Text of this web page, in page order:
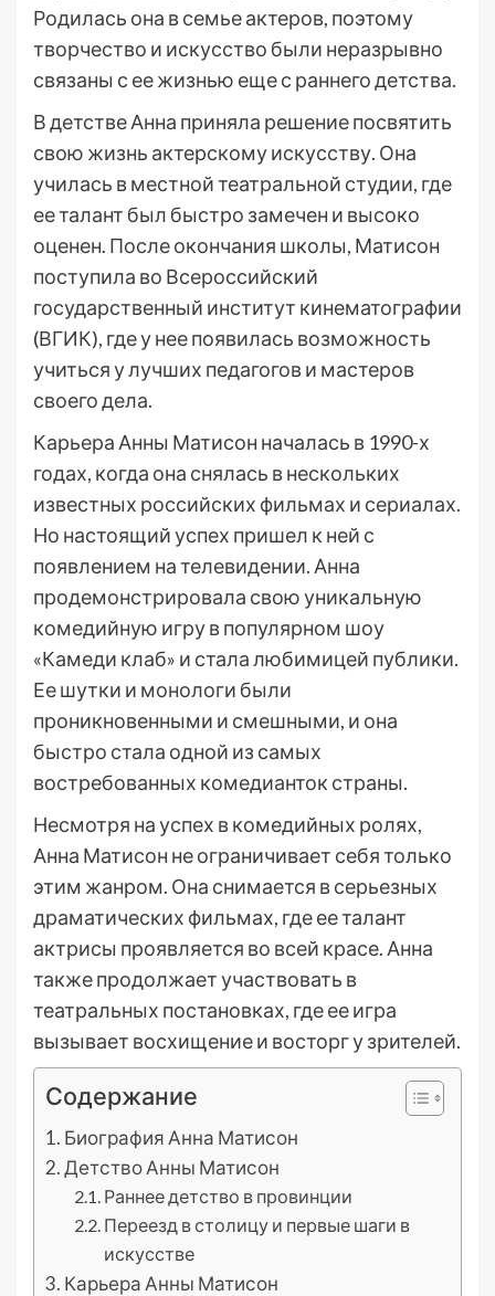
Родилась она в семье актеров, поэтому
творчество и искусство были неразрывно
связаны с ее жизнью еще с раннего детства.
В детстве Анна приняла решение посвятить
свою жизнь актерскому искусству. Она
училась в местной театральной студии, где
ее талант был быстро замечен и высоко
оценен. После окончания школы, Матисон
поступила во Всероссийский
государственный институт кинематографии
(ВГИК), где у нее появилась возможность
учиться у лучших педагогов и мастеров
своего дела.
Карьера Анны Матисон началась в 1990-х
годах, когда она снялась в нескольких
известных российских фильмах и сериалах.
Но настоящий успех пришел к ней с
появлением на телевидении. Анна
продемонстрировала свою уникальную
комедийную игру в популярном шоу
«Камеди клаб» и стала любимицей публики.
Ее шутки и монологи были
проникновенными и смешными, и она
быстро стала одной из самых
востребованных комедианток страны.
Несмотря на успех в комедийных ролях,
Анна Матисон не ограничивает себя только
этим жанром. Она снимается в серьезных
драматических фильмах, где ее талант
актрисы проявляется во всей красе. Анна
также продолжает участвовать в
театральных постановках, где ее игра
вызывает восхищение и восторг у зрителей.
Содержание
Биография Анна Матисон
Детство Анны Матисон
Раннее детство в провинции
Переезд в столицу и первые шаги в
искусстве
Карьера Анны Матисон